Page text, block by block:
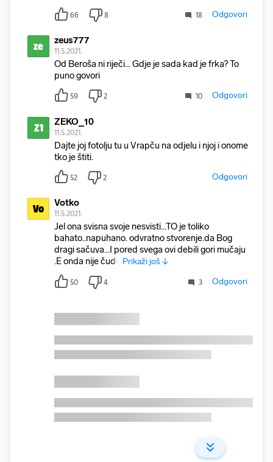
66 8 18 Odgovori
ze zeus777
11.5.2021.
Od Beroša ni riječi... Gdje je sada kad je frka? To
puno govori
59 2 10 Odgovori
Z1 ZEKO_10
11.5.2021.
Dajte joj fotolju tu u Vrapču na odjelu i njoj i onome
tko je štiti.
52 2 Odgovori
Vo Votko
11.5.2021.
Jel ona svisna svoje nesvisti...TO je toliko
bahato..napuhano. odvratno stvorenje.da Bog
dragi sačuva...I pored svega ovi debili gori mučaju
.E onda nije čudo Prikaži još ↓
50 4 3 Odgovori